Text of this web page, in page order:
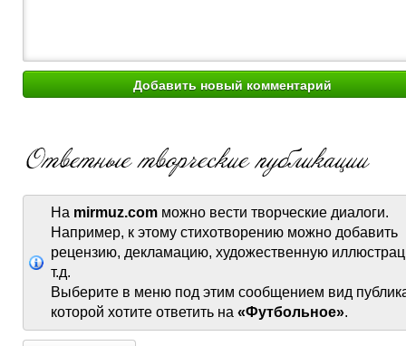
На mirmuz.com можно вести творческие диалоги.
Например, к этому стихотворению можно добавить
рецензию, декламацию, художественную
т.д.
Выберите в меню под этим сообщением вид
которой хотите ответить на «Футбольное».